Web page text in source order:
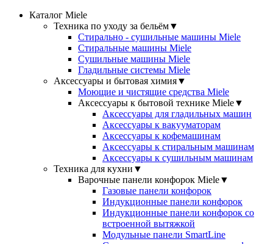
Каталог Miele
Техника по уходу за бельём▼
Стирально - сушильные машины Miele
Стиральные машины Miele
Сушильные машины Miele
Гладильные системы Miele
Аксессуары и бытовая химия▼
Моющие и чистящие средства Miele
Аксессуары к бытовой технике Miele▼
Аксессуары для гладильных машин
Аксессуары к вакууматорам
Аксессуары к кофемашинам
Аксессуары к стиральным машинам
Аксессуары к сушильным машинам
Техника для кухни ▼
Варочные панели конфорок Miele▼
Газовые панели конфорок
Индукционные панели конфорок
Индукционные панели конфорок со
встроенной вытяжкой
Модульные панели SmartLine